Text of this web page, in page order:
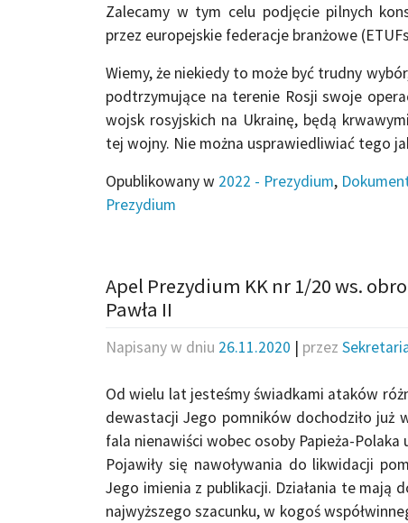
Zalecamy w tym celu podjęcie pilnych
przez europejskie federacje branżowe
Wiemy, że niekiedy to może być trudny
podtrzymujące na terenie Rosji swoje
wojsk rosyjskich na Ukrainę, będą
tej wojny. Nie można usprawiedliwiać tego
Opublikowany w 2022 - Prezydium,
Prezydium
Apel Prezydium KK nr 1/20 ws.
Pawła II
Napisany w dniu 26.11.2020 | przez
Od wielu lat jesteśmy świadkami ataków
dewastacji Jego pomników dochodziło już
fala nienawiści wobec osoby Papieża-Polaka
Pojawiły się nawoływania do likwidacji
Jego imienia z publikacji. Działania te mają
najwyższego szacunku, w kogoś